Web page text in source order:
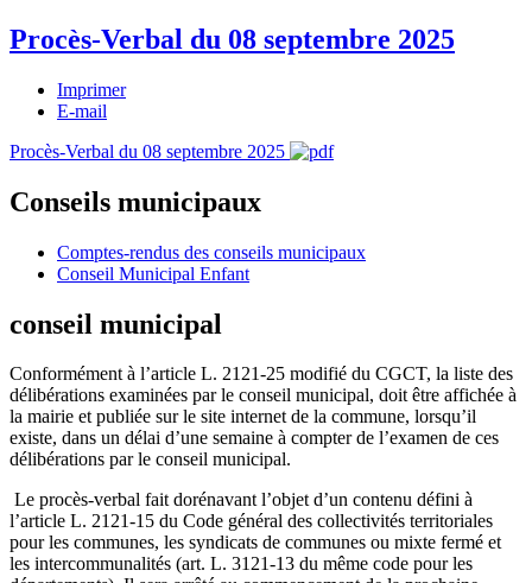
Procès-Verbal du 08 septembre 2025
Imprimer
E-mail
Procès-Verbal du 08 septembre 2025
Conseils municipaux
Comptes-rendus des conseils municipaux
Conseil Municipal Enfant
conseil municipal
Conformément à l’article L. 2121-25 modifié du CGCT, la liste des
délibérations examinées par le conseil municipal, doit être affichée à
la mairie et publiée sur le site internet de la commune, lorsqu’il
existe, dans un délai d’une semaine à compter de l’examen de ces
délibérations par le conseil municipal.
Le procès-verbal fait dorénavant l’objet d’un contenu défini à
l’article L. 2121-15 du Code général des collectivités territoriales
pour les communes, les syndicats de communes ou mixte fermé et
les intercommunalités (art. L. 3121-13 du même code pour les